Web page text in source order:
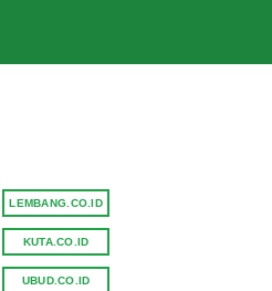
LEMBANG.CO.ID
KUTA.CO.ID
UBUD.CO.ID